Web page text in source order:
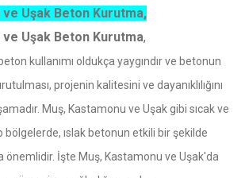
Uşak Beton Kurutma,
Uşak Beton Kurutma,
kullanımı oldukça yaygındır ve betonun
projenin kalitesini ve dayanıklılığını
Muş, Kastamonu ve Uşak gibi sıcak ve
ıslak betonun etkili bir şekilde
önemlidir. İşte Muş, Kastamonu ve Uşak'da